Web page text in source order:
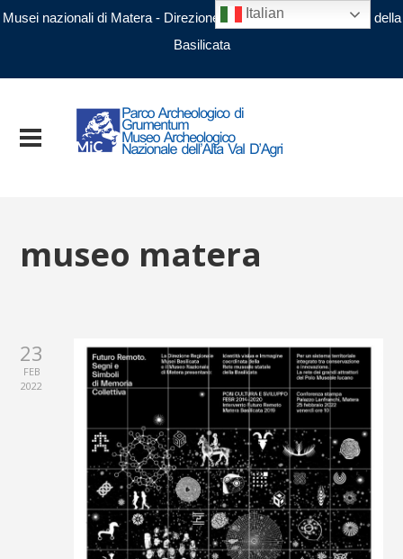
Musei nazionali di Matera - Direzione regionale Musei nazionali della
Basilicata
museo matera
23
FEB
2022
Italian